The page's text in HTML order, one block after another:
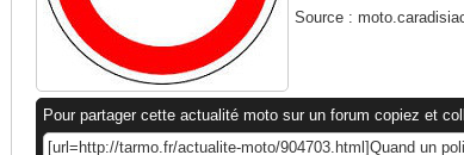
Source :
Pour partager cette actualité moto sur un forum copiez et